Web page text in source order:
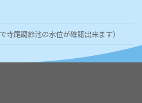
寺尾調節池の水位が確認出来ます）